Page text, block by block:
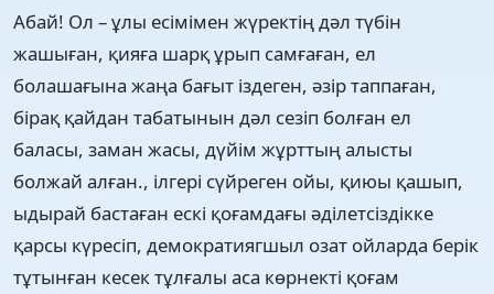
Абай! Ол – ұлы есімімен жүректің дәл түбін
жашыған, қияға шарқ ұрып самғаған, ел
болашағына жаңа бағыт іздеген, әзір таппаған,
бірақ қайдан табатынын дәл сезіп болған ел
баласы, заман жасы, дүйім жұрттың алысты
болжай алған., ілгері сүйреген ойы, қиюы қашып,
ыдырай бастаған ескі қоғамдағы әділетсіздікке
қарсы күресіп, демократиягшыл озат ойларда берік
тұтынған кесек тұлғалы аса көрнекті қоғам